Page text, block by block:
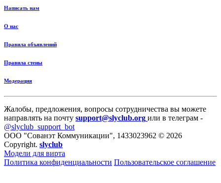
Написать нам
О нас
Правила объявлений
Правила стены
Модерация
Жалобы, предложения, вопросы сотрудничества вы можете
направлять на почту support@slyclub.org или в телеграм -
@slyclub_support_bot
ООО "Сованэт Коммуникации", 1433023962 © 2026
Copyright. slyclub
Модели для вирта
Политика конфиденциальности Пользовательское соглашение